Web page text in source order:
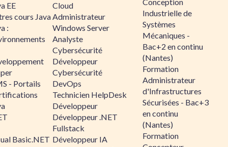
EE
cours Java
:
- Portails
Basic.NET
Cloud
Administrateur
Windows Server
Analyste
Cybersécurité
Développeur
Cybersécurité
DevOps
Technicien HelpDesk
Développeur
Développeur .NET
Fullstack
Développeur IA
Industrielle de
Systèmes
Mécaniques -
Bac+2 en continu
(Nantes)
Formation
Administrateur
d'Infrastructures
Sécurisées - Bac+3
en continu
(Nantes)
Formation